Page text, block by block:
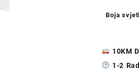
Boja
10KM
1-2